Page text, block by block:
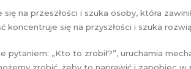
na przeszłości i szuka osoby, która
koncentruje się na przyszłości i szuka
pytaniem: „Kto to zrobił?”, uruchamia